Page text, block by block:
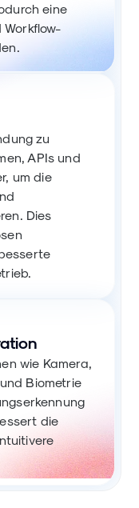
eine
zu
APIs und
um die
Dies
wie Kamera,
Biometrie
die